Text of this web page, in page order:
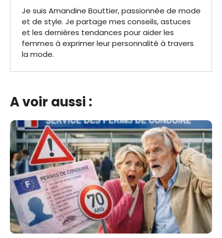
Je suis Amandine Bouttier, passionnée de mode
et de style. Je partage mes conseils, astuces
et les dernières tendances pour aider les
femmes à exprimer leur personnalité à travers
la mode.
A voir aussi :